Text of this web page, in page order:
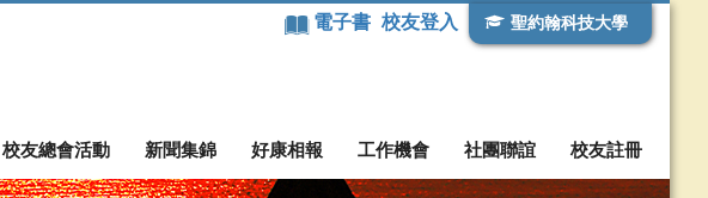
電子書 校友登入 聖約翰科技大學
校友總會活動 新聞集錦 好康相報 工作機會 社團聯誼 校友註冊